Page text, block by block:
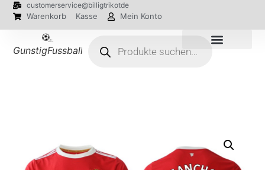
customerservice@billigtrikotde
Warenkorb Kasse Mein Konto
GunstigFussballTrikot